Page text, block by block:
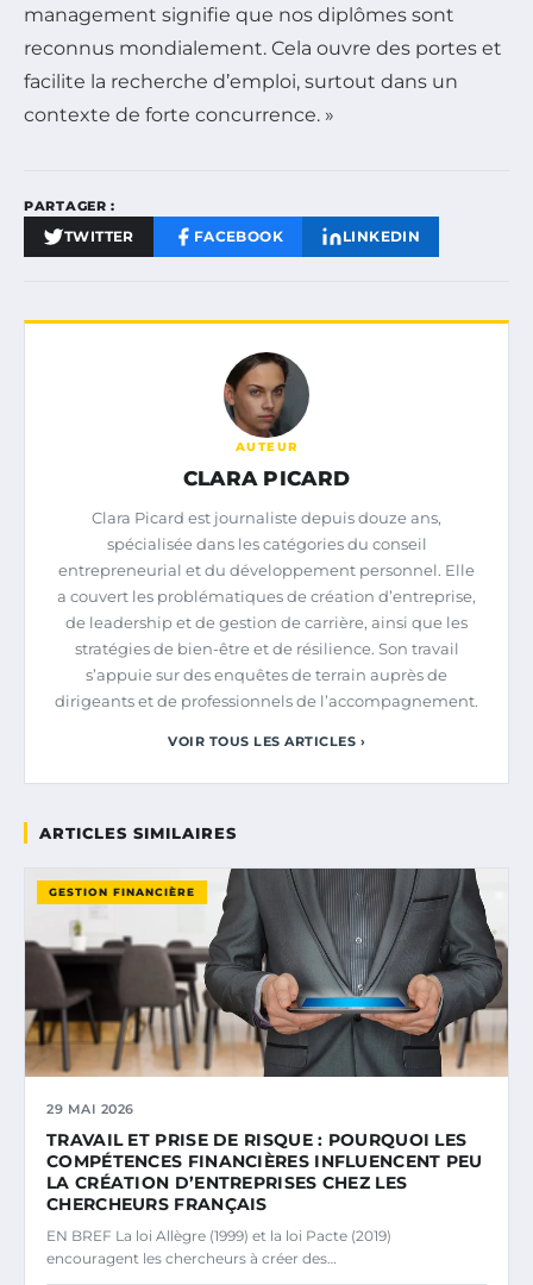
management signifie que nos diplômes sont
reconnus mondialement. Cela ouvre des portes et
facilite la recherche d’emploi, surtout dans un
contexte de forte concurrence. »
PARTAGER :
TWITTER FACEBOOK LINKEDIN
AUTEUR
CLARA PICARD
Clara Picard est journaliste depuis douze ans,
spécialisée dans les catégories du conseil
entrepreneurial et du développement personnel. Elle
a couvert les problématiques de création d’entreprise,
de leadership et de gestion de carrière, ainsi que les
stratégies de bien-être et de résilience. Son travail
s’appuie sur des enquêtes de terrain auprès de
dirigeants et de professionnels de l’accompagnement.
VOIR TOUS LES ARTICLES ›
ARTICLES SIMILAIRES
GESTION FINANCIÈRE
29 MAI 2026
TRAVAIL ET PRISE DE RISQUE : POURQUOI LES
COMPÉTENCES FINANCIÈRES INFLUENCENT PEU
LA CRÉATION D’ENTREPRISES CHEZ LES
CHERCHEURS FRANÇAIS
EN BREF La loi Allègre (1999) et la loi Pacte (2019)
encouragent les chercheurs à créer des…